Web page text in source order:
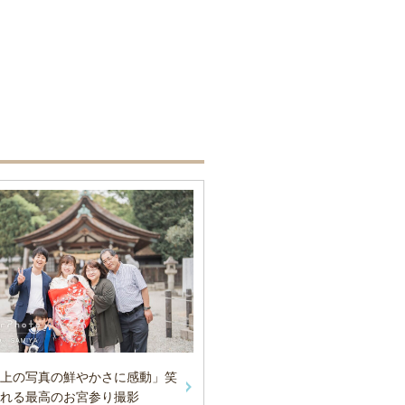
の写真の鮮やかさに感動」笑
る最高のお宮参り撮影